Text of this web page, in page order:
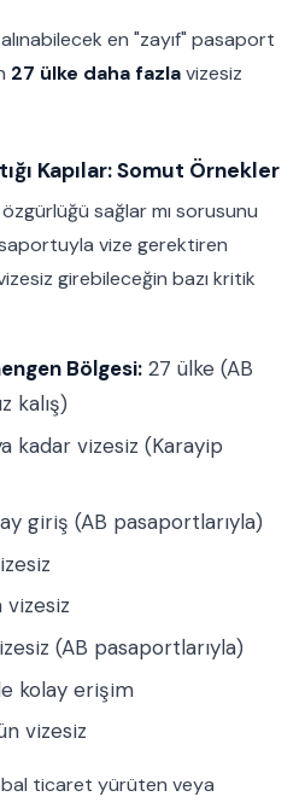
en "zayıf" pasaport
27 ülke daha fazlavizesiz
Kapılar: Somut Örnekler
sağlar mı sorusunu
vize gerektiren
girebileceğin bazı kritik
Bölgesi: 27 ülke (AB
kalış)
kadar vizesiz (Karayip
giriş (AB pasaportlarıyla)
(AB pasaportlarıyla)
kolay erişim
vizesiz
ticaret yürüten veya